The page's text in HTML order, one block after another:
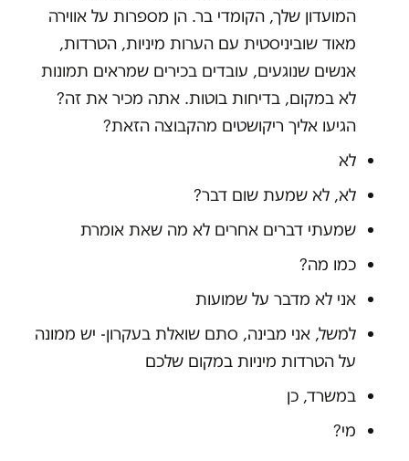
המועדון שלך, הקומדי בר. הן מספרות על אווירה
מאוד שוביניסטית עם הערות מיניות, הטרדות,
אנשים שנוגעים, עובדים בכירים שמראים תמונות
לא במקום, בדיחות בוטות. אתה מכיר את זה?
הגיעו אליך ריקושטים מהקבוצה הזאת?
לא
לא, לא שמעת שום דבר?
שמעתי דברים אחרים לא מה שאת אומרת
כמו מה?
אני לא מדבר על שמועות
למשל, אני מבינה, סתם שואלת בעקרון- יש ממונה
על הטרדות מיניות במקום שלכם
במשרד, כן
מי?